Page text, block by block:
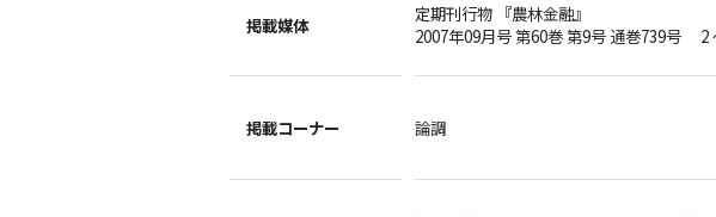
掲載媒体
定期刊行物 『農林金融』
2007年09月号 第60巻 第9号 通巻739号 2
掲載コーナー 論調